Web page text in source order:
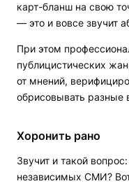
карт-бланш на свою
— это и вовсе звучит
При этом
публицистических
от мнений,
обрисовывать разные
Хоронить рано
Звучит и такой
независимых СМИ?